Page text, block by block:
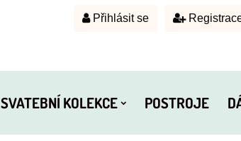
Přihlásit se
SVATEBNÍ KOLEKCE POSTROJE